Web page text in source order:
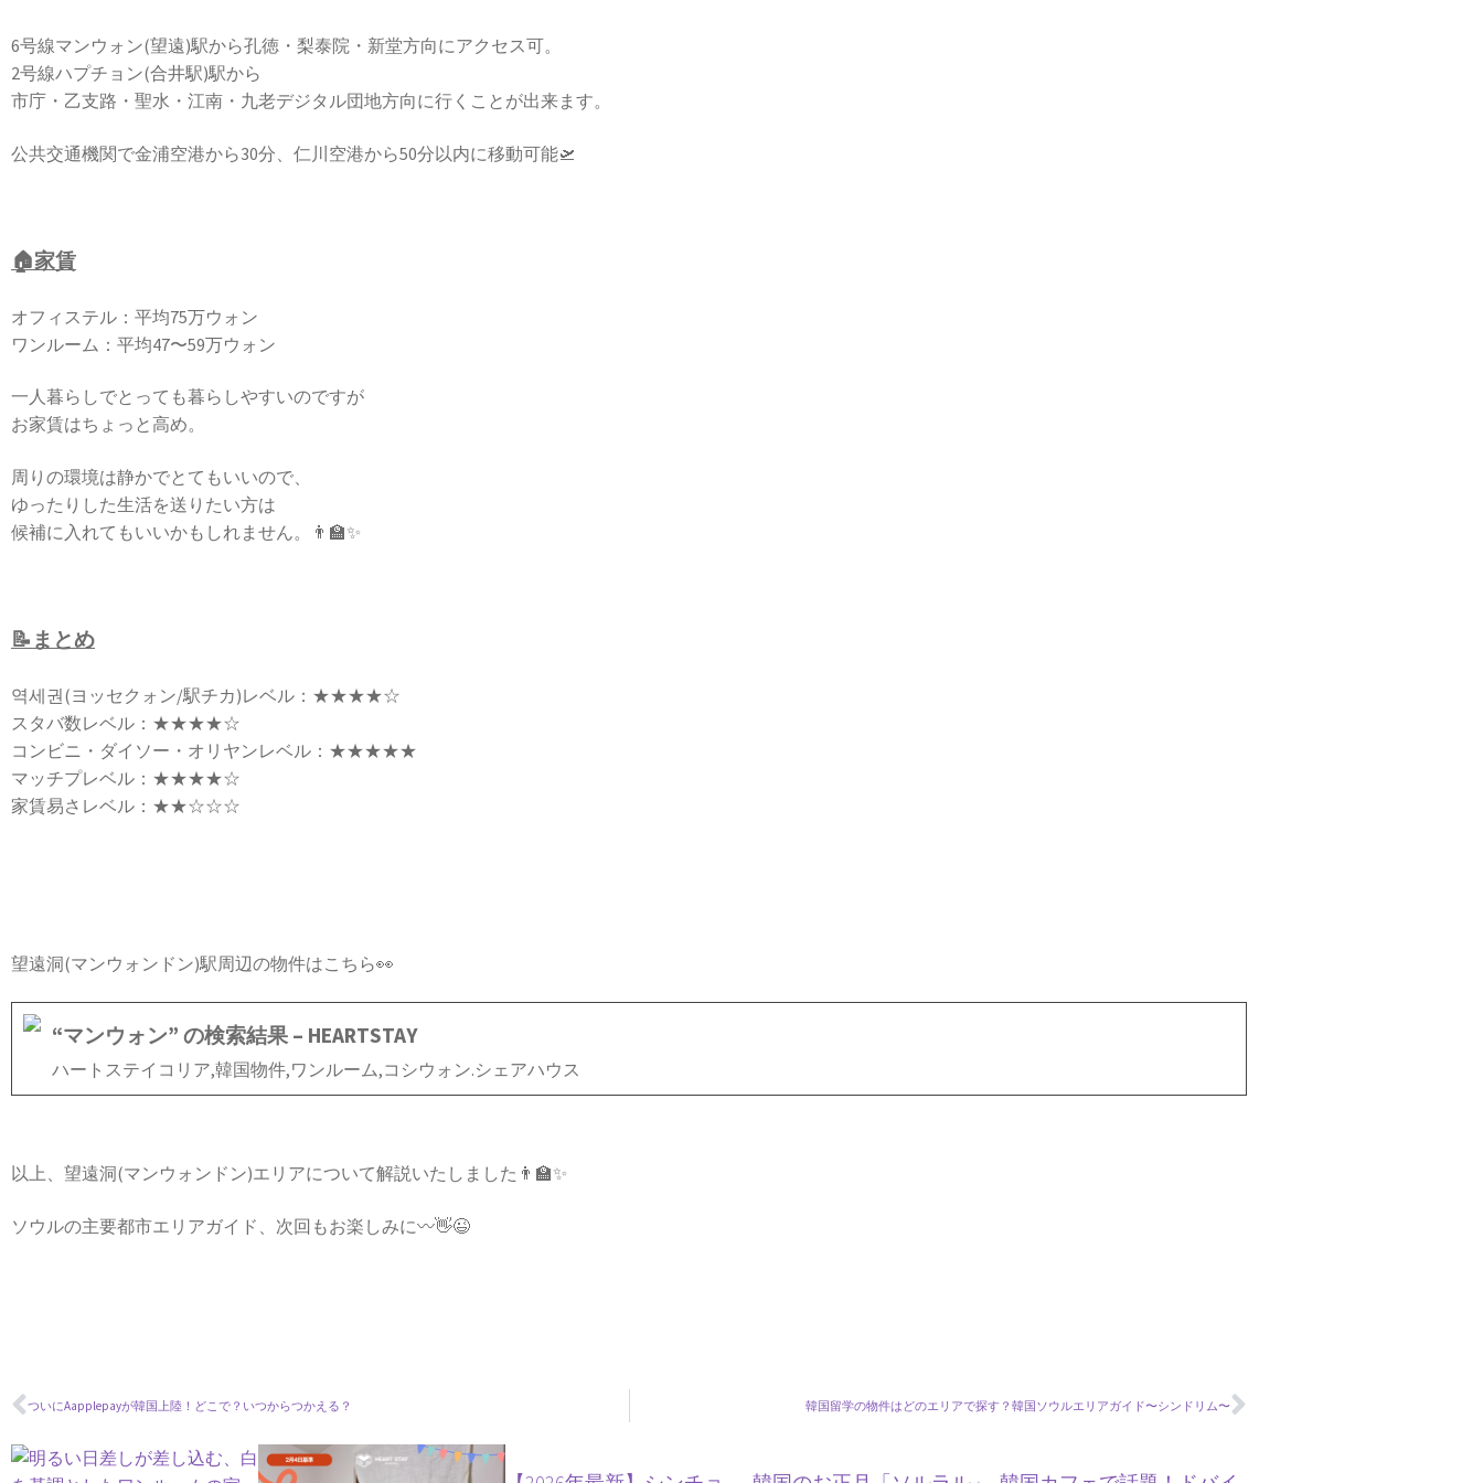
6号線マンウォン(望遠)駅から孔徳・梨泰院・新堂方向にアクセス可。
2号線ハプチョン(合井駅)駅から
市庁・乙支路・聖水・江南・九老デジタル団地方向に行くことが出来ます。
公共交通機関で金浦空港から30分、仁川空港から50分以内に移動可能🛫
🏠家賃
オフィステル：平均75万ウォン
ワンルーム：平均47〜59万ウォン
一人暮らしでとっても暮らしやすいのですが
お家賃はちょっと高め。
周りの環境は静かでとてもいいので、
ゆったりした生活を送りたい方は
候補に入れてもいいかもしれません。👨‍🏫✨
📝まとめ
역세권(ヨッセクォン/駅チカ)レベル：★★★★☆
スタバ数レベル：★★★★☆
コンビニ・ダイソー・オリヤンレベル：★★★★★
マッチプレベル：★★★★☆
家賃易さレベル：★★☆☆☆
望遠洞(マンウォンドン)駅周辺の物件はこちら👀
“マンウォン” の検索結果 – HEARTSTAY
ハートステイコリア,韓国物件,ワンルーム,コシウォン.シェアハウス
以上、望遠洞(マンウォンドン)エリアについて解説いたしました👨‍🏫✨
ソウルの主要都市エリアガイド、次回もお楽しみに〰👋😉
ついにAapplepayが韓国上陸！どこで？いつからつかえる？ 韓国留学の物件はどのエリアで探す？韓国ソウルエリアガイド〜シンドリム〜